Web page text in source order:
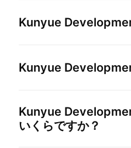
Kunyue
Kunyue
Kunyue
いくらですか？